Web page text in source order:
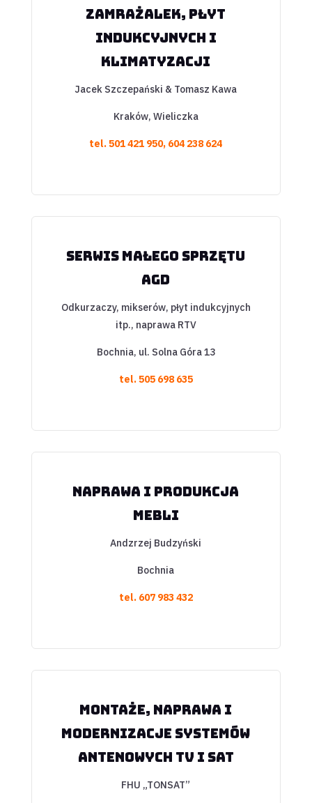
zamrażalek, płyt
indukcyjnych i
klimatyzacji
Jacek Szczepański & Tomasz Kawa
Kraków, Wieliczka
tel. 501 421 950, 604 238 624
Serwis małego sprzętu
AGD
Odkurzaczy, mikserów, płyt indukcyjnych
itp., naprawa RTV
Bochnia, ul. Solna Góra 13
tel.505 698 635
Naprawa i produkcja
mebli
Andzrzej Budzyński
Bochnia
tel. 607 983 432
Montaże, naprawa i
modernizacje systemów
antenowych TV i SAT
FHU „TONSAT”